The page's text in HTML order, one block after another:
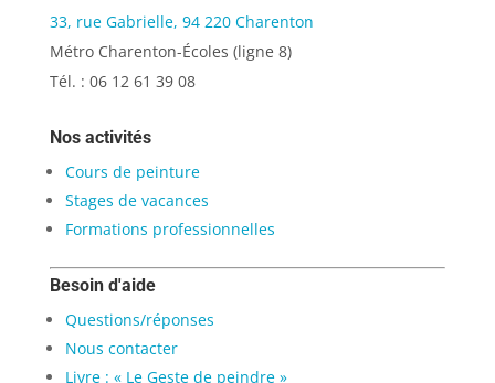
33, rue Gabrielle, 94 220 Charenton
Métro Charenton-Écoles (ligne 8)
Tél. : 06 12 61 39 08
Nos activités
Cours de peinture
Stages de vacances
Formations professionnelles
Besoin d'aide
Questions/réponses
Nous contacter
Livre : « Le Geste de peindre »